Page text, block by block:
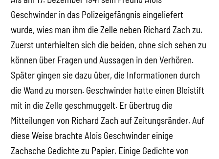
Geschwinder in das Polizeigefängnis eingeliefert
wurde, wies man ihm die Zelle neben Richard Zach zu.
Zuerst unterhielten sich die beiden, ohne sich sehen zu
können über Fragen und Aussagen in den Verhören.
Später gingen sie dazu über, die Informationen durch
die Wand zu morsen. Geschwinder hatte einen Bleistift
mit in die Zelle geschmuggelt. Er übertrug die
Mitteilungen von Richard Zach auf Zeitungsränder. Auf
diese Weise brachte Alois Geschwinder einige
Zachsche Gedichte zu Papier. Einige Gedichte von